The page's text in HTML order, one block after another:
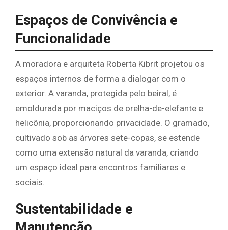
Espaços de Convivência e
Funcionalidade
A moradora e arquiteta Roberta Kibrit projetou os
espaços internos de forma a dialogar com o
exterior. A varanda, protegida pelo beiral, é
emoldurada por maciços de orelha-de-elefante e
helicônia, proporcionando privacidade. O gramado,
cultivado sob as árvores sete-copas, se estende
como uma extensão natural da varanda, criando
um espaço ideal para encontros familiares e
sociais.
Sustentabilidade e